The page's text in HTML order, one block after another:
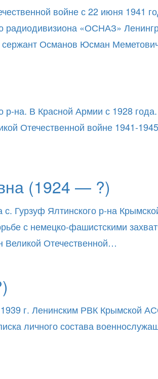
войне с 22 июня 1941
радиодивизиона «ОСНАЗ»
Османов Юсман
на. В Красной Армии с 1928
Отечественной войне 1941-
(1924 — ?)
Гурзуф Ялтинского р-на
с немецко-фашистскими
Великой Отечественной…
г. Ленинским РВК Крымской
личного состава